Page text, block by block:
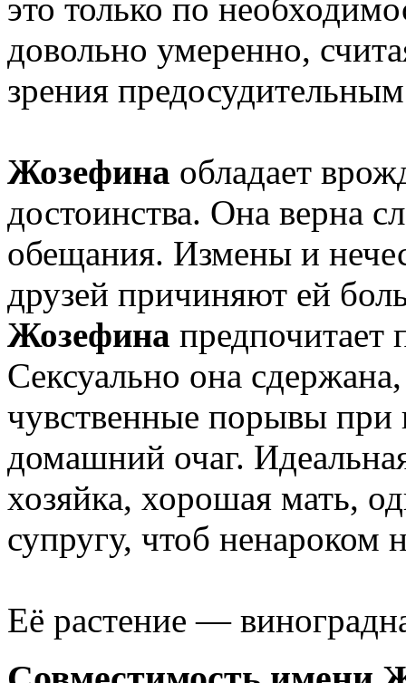
это только по
довольно умеренно,
зрения
Жозефина обладает
достоинства. Она верна
обещания. Измены и
друзей причиняют ей
Жозефина предпочитает
Сексуально она
чувственные порывы
домашний очаг.
хозяйка, хорошая мать,
супругу, чтоб ненароком
Её растение —